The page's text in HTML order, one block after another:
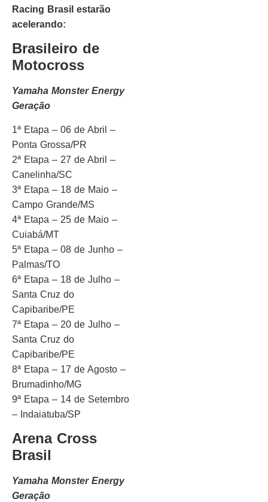
Racing Brasil estarão
acelerando:
Brasileiro de
Motocross
Yamaha Monster Energy
Geração
1ª Etapa – 06 de Abril –
Ponta Grossa/PR
2ª Etapa – 27 de Abril –
Canelinha/SC
3ª Etapa – 18 de Maio –
Campo Grande/MS
4ª Etapa – 25 de Maio –
Cuiabá/MT
5ª Etapa – 08 de Junho –
Palmas/TO
6ª Etapa – 18 de Julho –
Santa Cruz do
Capibaribe/PE
7ª Etapa – 20 de Julho –
Santa Cruz do
Capibaribe/PE
8ª Etapa – 17 de Agosto –
Brumadinho/MG
9ª Etapa – 14 de Setembro
– Indaiatuba/SP
Arena Cross
Brasil
Yamaha Monster Energy
Geração